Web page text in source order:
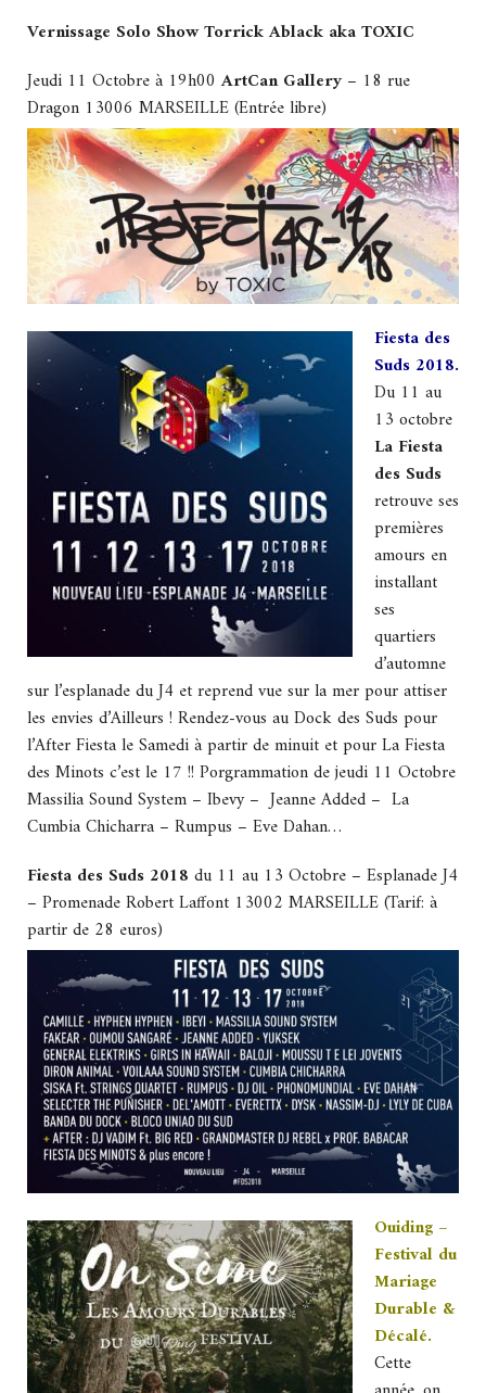
Vernissage Solo Show Torrick Ablack aka TOXIC
Jeudi 11 Octobre à 19h00 ArtCan Gallery– 18 rue
Dragon 13006 MARSEILLE (Entrée libre)
Fiesta des
Suds 2018.
Du 11 au
13 octobre
La Fiesta
des Suds
retrouve ses
premières
amours en
installant
ses
quartiers
d’automne
sur l’esplanade du J4 et reprend vue sur la mer pour attiser
les envies d’Ailleurs ! Rendez-vous au Dock des Suds pour
l’After Fiesta le Samedi à partir de minuit et pour La Fiesta
des Minots c’est le 17 !! Porgrammation de jeudi 11 Octobre
Massilia Sound System – Ibevy – Jeanne Added – La
Cumbia Chicharra – Rumpus – Eve Dahan…
Fiesta des Suds 2018 du 11 au 13 Octobre – Esplanade J4
– Promenade Robert Laffont 13002 MARSEILLE (Tarif: à
partir de 28 euros)
Ouiding –
Festival du
Mariage
Durable &
Décalé.
Cette